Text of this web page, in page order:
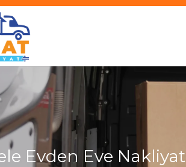
Evden Eve Nakliyat